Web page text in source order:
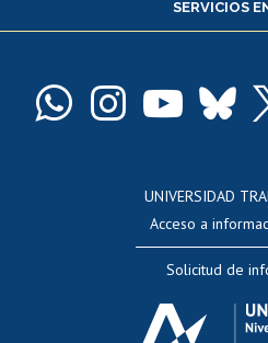
Pago de arancel y
Evaluación
Calificación
Postulación
SERVICIOS
UNIVERSIDAD
Acceso a
Solicitud de